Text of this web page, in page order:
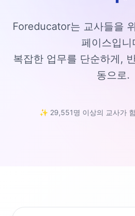
Foreducator는 교사들을
페이스입니
복잡한 업무를 단순하게,
동으로.
✨ 29,551명 이상의 교사가